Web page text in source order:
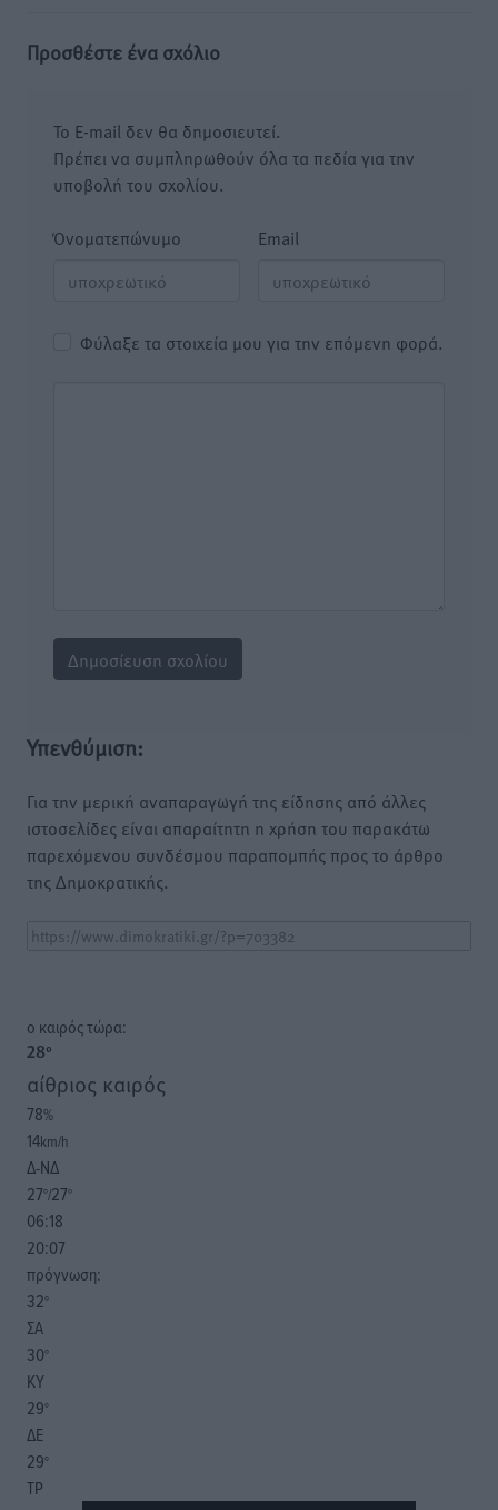
Προσθέστε ένα σχόλιο
Το E-mail δεν θα δημοσιευτεί.
Πρέπει να συμπληρωθούν όλα τα πεδία για την
υποβολή του σχολίου.
Όνοματεπώνυμο Email
Φύλαξε τα στοιχεία μου για την επόμενη φορά.
Υπενθύμιση:
Για την μερική αναπαραγωγή της είδησης από άλλες
ιστοσελίδες είναι απαραίτητη η χρήση του παρακάτω
παρεχόμενου συνδέσμου παραπομπής προς το άρθρο
της Δημοκρατικής.
o καιρός τώρα:
28°
αίθριος καιρός
78%
14km/h
Δ-ΝΔ
27°/27°
06:18
20:07
πρόγνωση:
32°
ΣΑ
30°
ΚΥ
29°
ΔΕ
29°
ΤΡ